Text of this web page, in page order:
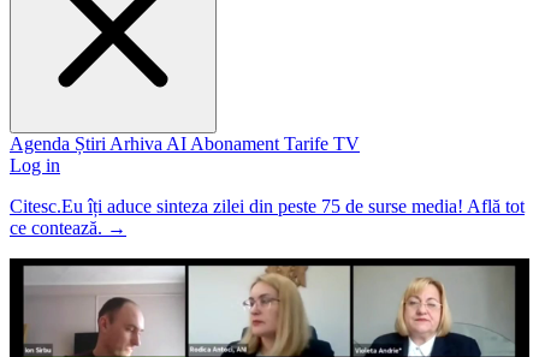
Agenda Știri Arhiva AI Abonament Tarife TV
Log in
Citesc.Eu îți aduce sinteza zilei din peste 75 de surse media! Află tot
ce contează. →